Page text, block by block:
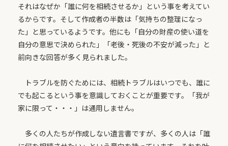
それはなぜか「誰に何を相続させるか」という事を考えてい
るからです。そして作成者の半数は「気持ちの整理になっ
た」と思っているようです。他にも「自分の財産の使い道を
自分の意思で決められた」「老後・死後の不安が減った」と
前向きな回答が多く見られました。
トラブルを防ぐためには、相続トラブルはいつでも、誰に
でも起こるという事を意識しておくことが重要です。「我が
家に限って・・・」は通用しません。
多くの人たちが作成しない遺言書ですが、多くの人は「誰